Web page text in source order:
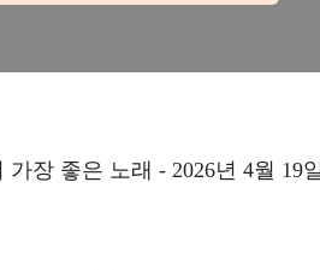
가장 좋은 노래 - 2026년 4월 19